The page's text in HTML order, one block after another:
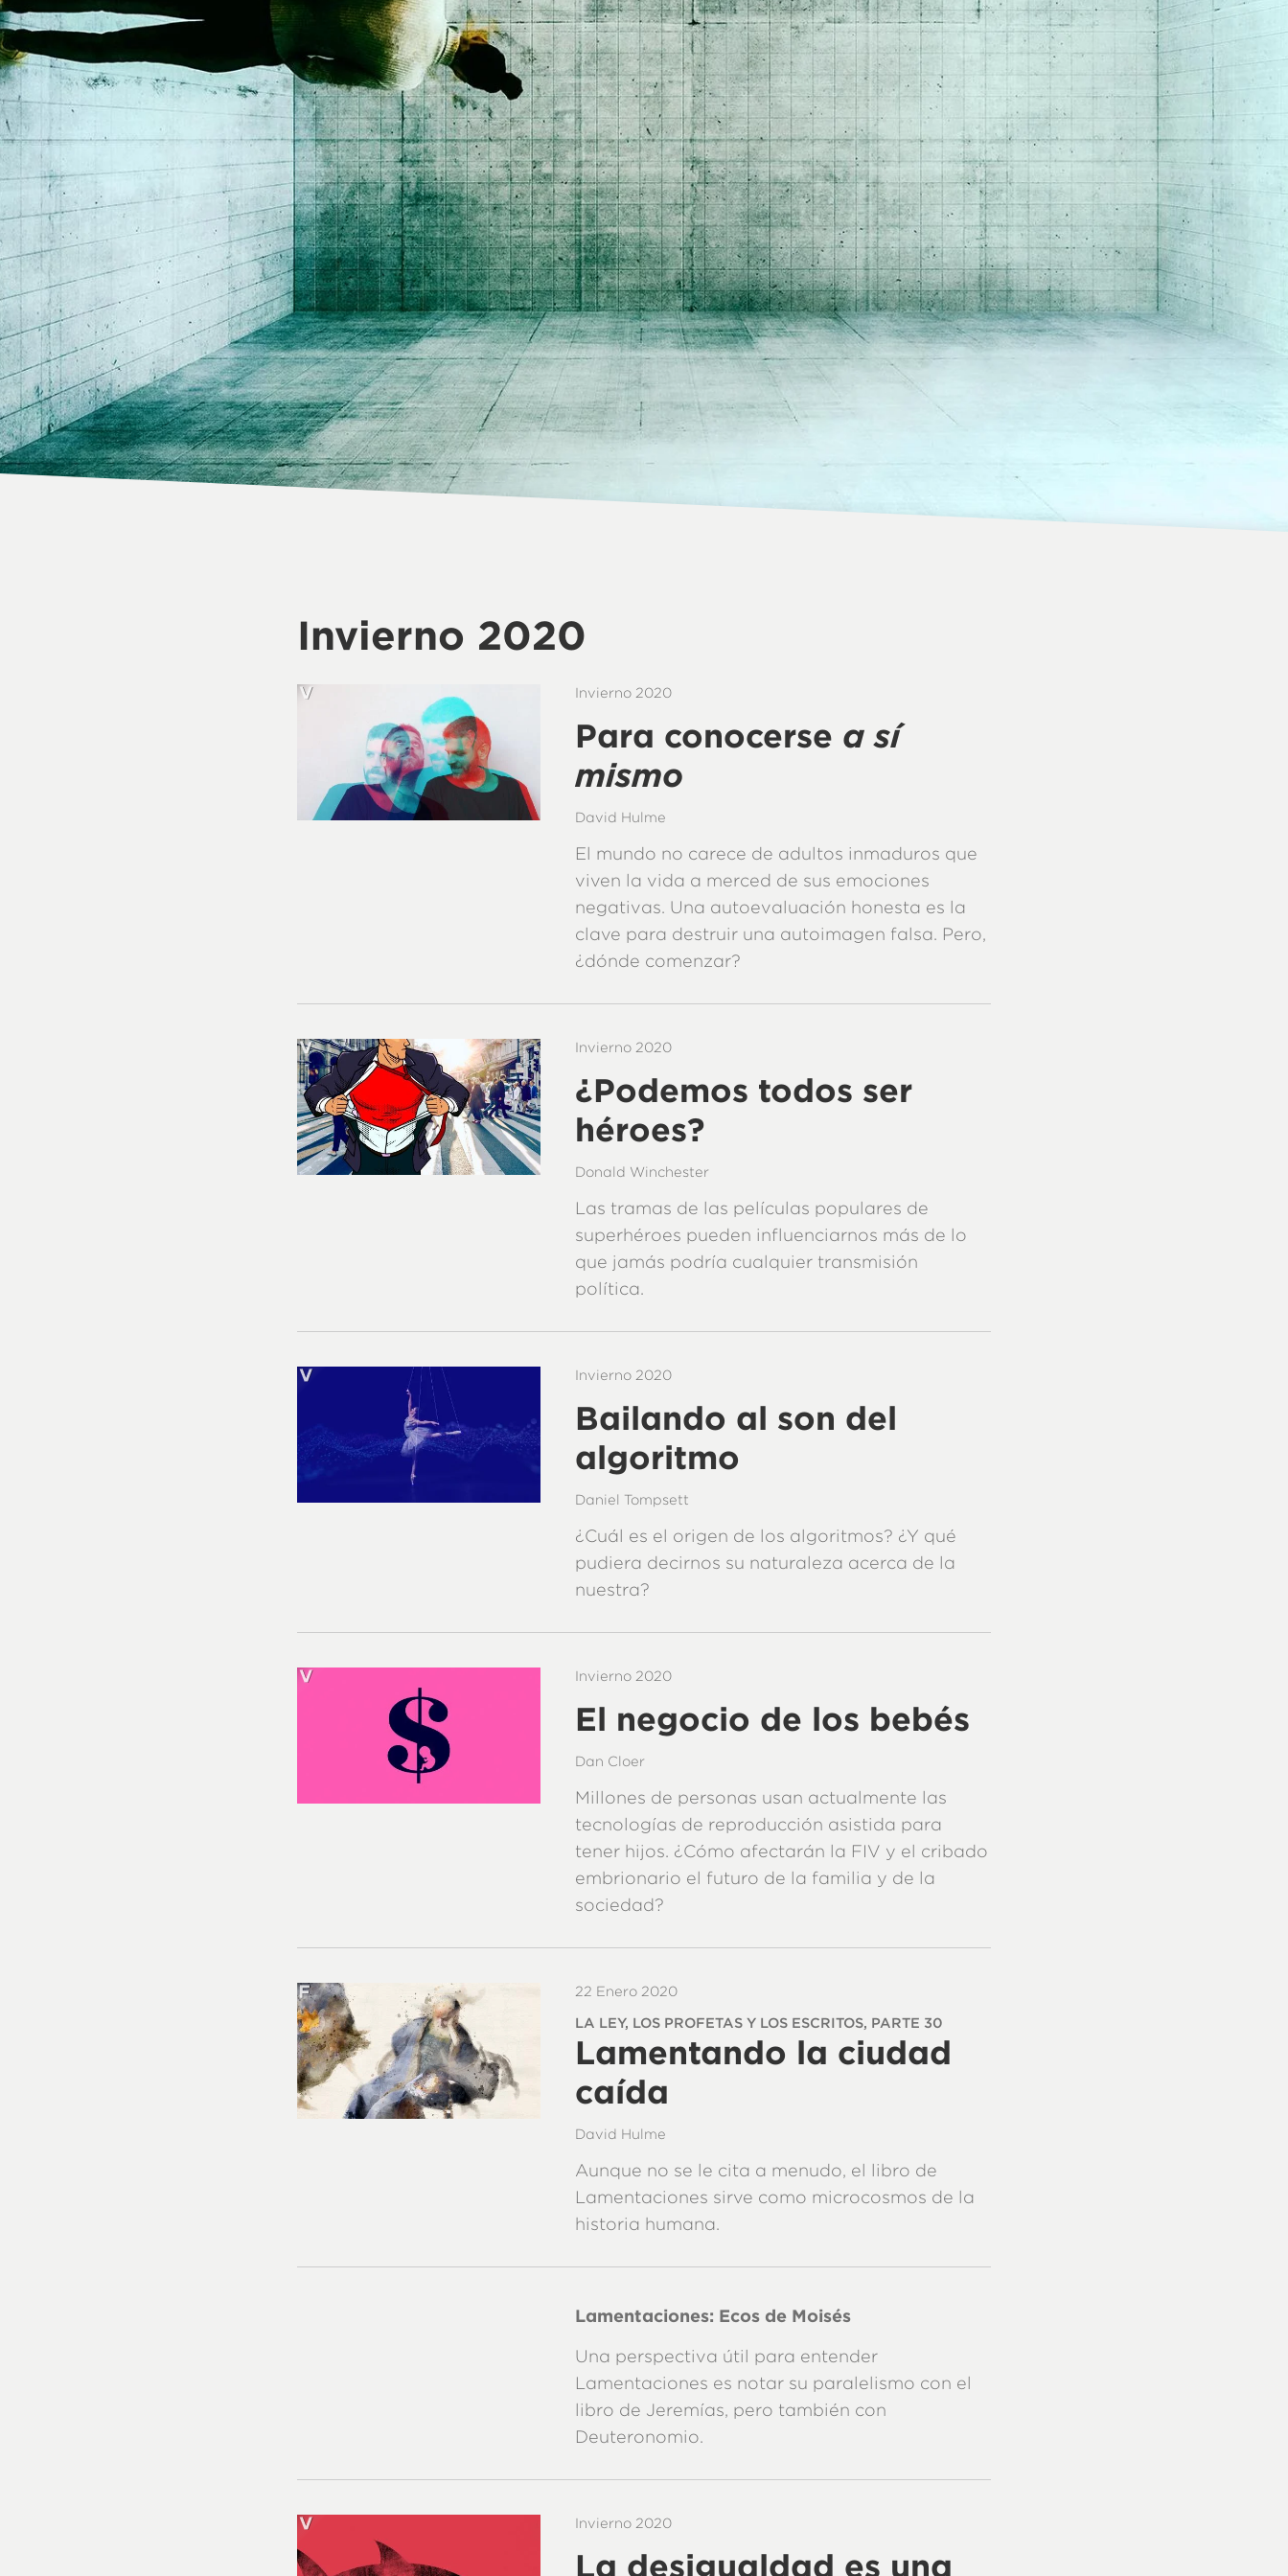
Invierno 2020
Invierno 2020
Para conocerse a sí
mismo
David Hulme
El mundo no carece de adultos inmaduros que
viven la vida a merced de sus emociones
negativas. Una autoevaluación honesta es la
clave para destruir una autoimagen falsa. Pero,
¿dónde comenzar?
Invierno 2020
¿Podemos todos ser
héroes?
Donald Winchester
Las tramas de las películas populares de
superhéroes pueden influenciarnos más de lo
que jamás podría cualquier transmisión
política.
Invierno 2020
Bailando al son del
algoritmo
Daniel Tompsett
¿Cuál es el origen de los algoritmos? ¿Y qué
pudiera decirnos su naturaleza acerca de la
nuestra?
Invierno 2020
El negocio de los bebés
Dan Cloer
Millones de personas usan actualmente las
tecnologías de reproducción asistida para
tener hijos. ¿Cómo afectarán la FIV y el cribado
embrionario el futuro de la familia y de la
sociedad?
22 Enero 2020
LA LEY, LOS PROFETAS Y LOS ESCRITOS, PARTE 30
Lamentando la ciudad
caída
David Hulme
Aunque no se le cita a menudo, el libro de
Lamentaciones sirve como microcosmos de la
historia humana.
Lamentaciones: Ecos de Moisés
Una perspectiva útil para entender
Lamentaciones es notar su paralelismo con el
libro de Jeremías, pero también con
Deuteronomio.
Invierno 2020
La desigualdad es una